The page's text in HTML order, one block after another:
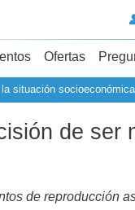
Ofertas
situación socioeconómica
de ser
de reproducción